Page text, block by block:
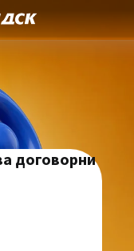
договорни